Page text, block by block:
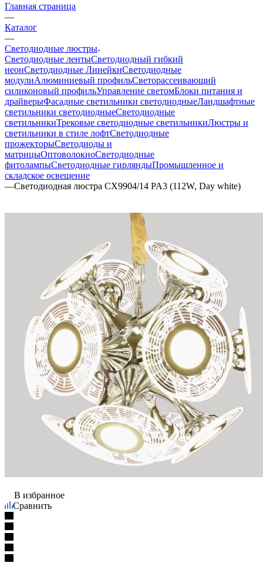
Главная страница
—
Каталог
—
Светодиодные люстры
Светодиодные лентыСветодиодный гибкий
неонСветодиодные ЛинейкиСветодиодные
модулиАлюминиевый профильСветорассеивающий
силиконовый профильУправление светомБлоки питания и
драйверыФасадные светильники светодиодныеЛандшафтные
светильники светодиодныеСветодиодные
светильникиТрековые светодиодные светильникиЛюстры и
светильники в стиле лофтСветодиодные
прожекторыСветодиоды и
матрицыОптоволокноСветодиодные
фитолампыСветодиодные гирляндыПромышленное и
складское освещение
—Светодиодная люстра CX9904/14 PA3 (112W, Day white)
В избранное
Сравнить